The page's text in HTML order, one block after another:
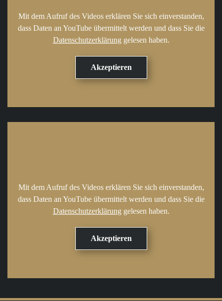
Mit dem Aufruf des Videos erklären Sie sich einverstanden,
dass Daten an YouTube übermittelt werden und dass Sie die
Datenschutzerklärung gelesen haben.
Mit dem Aufruf des Videos erklären Sie sich einverstanden,
dass Daten an YouTube übermittelt werden und dass Sie die
Datenschutzerklärung gelesen haben.